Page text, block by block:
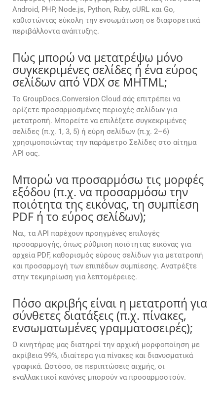
Android, PHP, Node.js, Python, Ruby, cURL και Go,
καθιστώντας εύκολη την ενσωμάτωση σε διαφορετικά
περιβάλλοντα ανάπτυξης.
Πώς μπορώ να μετατρέψω μόνο
συγκεκριμένες σελίδες ή ένα εύρος
σελίδων από VDX σε MHTML;
Το GroupDocs.Conversion Cloud σάς επιτρέπει να
ορίζετε προσαρμοσμένες περιοχές σελίδων για
μετατροπή. Μπορείτε να επιλέξετε συγκεκριμένες
σελίδες (π.χ. 1, 3, 5) ή εύρη σελίδων (π.χ. 2–6)
χρησιμοποιώντας την παράμετρο Σελίδες στο αίτημα
API σας.
Μπορώ να προσαρμόσω τις μορφές
εξόδου (π.χ. να προσαρμόσω την
ποιότητα της εικόνας, τη συμπίεση
PDF ή το εύρος σελίδων);
Ναι, τα API παρέχουν προηγμένες επιλογές
προσαρμογής, όπως ρύθμιση ποιότητας εικόνας για
αρχεία PDF, καθορισμός εύρους σελίδων για μετατροπή
και προσαρμογή των επιπέδων συμπίεσης. Ανατρέξτε
στην τεκμηρίωση για λεπτομέρειες.
Πόσο ακριβής είναι η μετατροπή για
σύνθετες διατάξεις (π.χ. πίνακες,
ενσωματωμένες γραμματοσειρές);
Ο κινητήρας μας διατηρεί την αρχική μορφοποίηση με
ακρίβεια 99%, ιδιαίτερα για πίνακες και διανυσματικά
γραφικά. Ωστόσο, σε περιπτώσεις αιχμής, οι
εναλλακτικοί κανόνες μπορούν να προσαρμοστούν.